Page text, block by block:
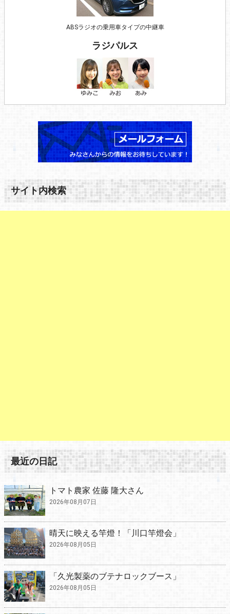
ABSラジオの乗用車タイプの中継車
ラジパルス
サイト内検索
最近の日記
トマト農家 佐藤 隆大さん
2026年08月07日
晴天に映える竿燈！「川口竿燈会」
2026年08月05日
「久光製薬のブテナロックブース」
2026年08月05日